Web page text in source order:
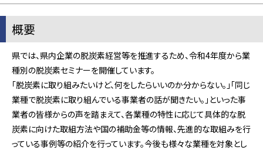
概要
県では、県内企業の脱炭素経営等を推進するため、令和4年度から業
種別の脱炭素セミナーを開催しています。
「脱炭素に取り組みたいけど、何をしたらいいのか分からない。」「同じ
業種で脱炭素に取り組んでいる事業者の話が聞きたい。」といった事
業者の皆様からの声を踏まえて、各業種の特性に応じて具体的な脱
炭素に向けた取組方法や国の補助金等の情報、先進的な取組みを行
っている事例等の紹介を行っています。今後も様々な業種を対象とし